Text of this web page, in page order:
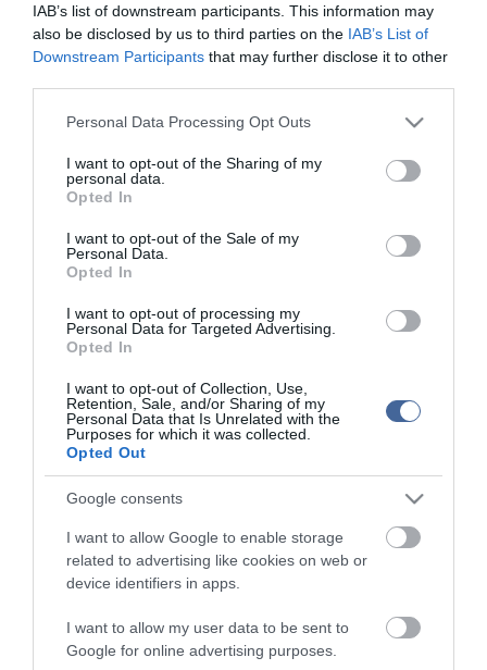
IAB’s list of downstream participants. This information may
also be disclosed by us to third parties on the IAB’s List of
Downstream Participants that may further disclose it to other
Please note that this website/app uses one or more Google
not limited to your visit or usage behaviour. You may click to
grant or deny consent to Google and its third-party tags to
use your data for below specified purposes in below Google
consent section.
Personal Data Processing Opt Outs
I want to opt-out of the Sharing of my
personal data.
Opted In
I want to opt-out of the Sale of my
Personal Data.
Opted In
I want to opt-out of processing my
Personal Data for Targeted Advertising.
Opted In
I want to opt-out of Collection, Use,
Retention, Sale, and/or Sharing of my
Personal Data that Is Unrelated with the
Purposes for which it was collected.
Opted Out
Google consents
I want to allow Google to enable storage
related to advertising like cookies on web or
device identifiers in apps.
I want to allow my user data to be sent to
Google for online advertising purposes.
A negyedik alkotmánymódosítás tárgyalásába kezd a Ház
kommenteket nem tudja befolyásolni - azok az olvasók személyes véleményét
Kérjük, kulturáltan, mások személyiségi jogainak és jó hírnevének tiszteletben
tartásával kommenteljenek!
ma.hu legfrissebb hírei:
Árpádot
Magyar Péter: átfogó energiafejlesztési tervet fogadott el a
kormány
Második világháborús német katonai motorkerékpár
A Tisza-frakció kezdeményezte, hogy jövő kedden legyen
az államfőválasztás
megható pillanatot rögzített a kamera
Megható felvétel: elpusztult borját vitte magával egy